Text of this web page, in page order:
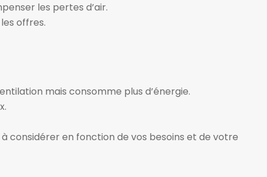
les pertes d’air.
offres.
mais consomme plus d’énergie.
considérer en fonction de vos besoins et de votre